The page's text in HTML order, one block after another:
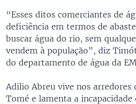
“Esses ditos comerciantes de
deficiência em termos de
buscar água do rio, sem
vendem à população”, diz
do departamento de água da
Adilio Abreu vive nos arredores
Tomé e lamenta a incapacidade